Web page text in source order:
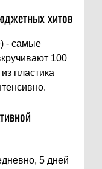
хитов
- самые
100
пластика
5 дней